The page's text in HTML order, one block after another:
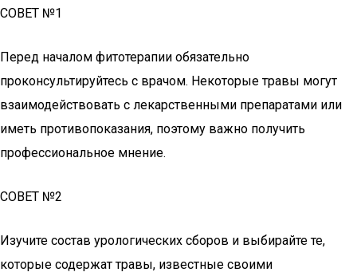
СОВЕТ №1
Перед началом фитотерапии обязательно
проконсультируйтесь с врачом. Некоторые травы могут
взаимодействовать с лекарственными препаратами или
иметь противопоказания, поэтому важно получить
профессиональное мнение.
СОВЕТ №2
Изучите состав урологических сборов и выбирайте те,
которые содержат травы, известные своими